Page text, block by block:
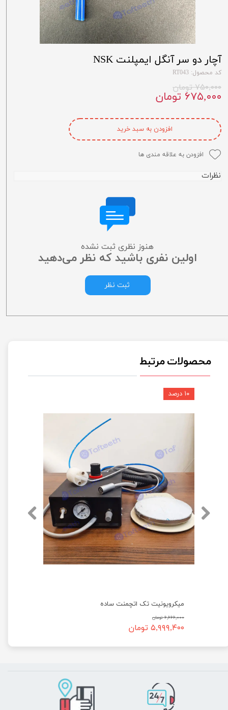
آچار دو سر آنگل ایمپلنت NSK
کد محصول: RT043
۷۵۰,۰۰۰ تومان
۶۷۵,۰۰۰ تومان
افزودن به سبد خرید
افزودن به علاقه مندی ها
نظرات
هنوز نظری ثبت نشده
اولین نفری باشید که نظر می‌دهید
ثبت نظر
محصولات مرتبط
میکرویونیت تک اتچمنت ساده
۶,۶۶۶,۰۰۰ تومان
۵,۹۹۹,۴۰۰ تومان
۱۰ درصد